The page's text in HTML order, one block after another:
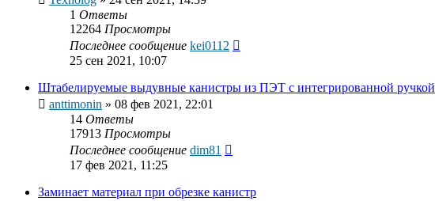
1 Ответы
12264 Просмотры
Последнее сообщение kei0112
25 сен 2021, 10:07
Штабелируемые выдувные канистры из ПЭТ с интегрированной ручкой
anttimonin » 08 фев 2021, 22:01
14 Ответы
17913 Просмотры
Последнее сообщение dim81
17 фев 2021, 11:25
Заминает материал при обрезке канистр